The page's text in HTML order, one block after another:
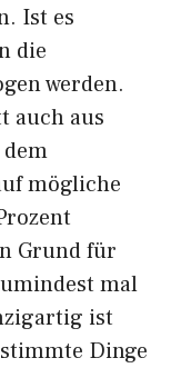
Ist es
die
werden.
auch aus
mögliche
Grund für
mal
ist
Dinge